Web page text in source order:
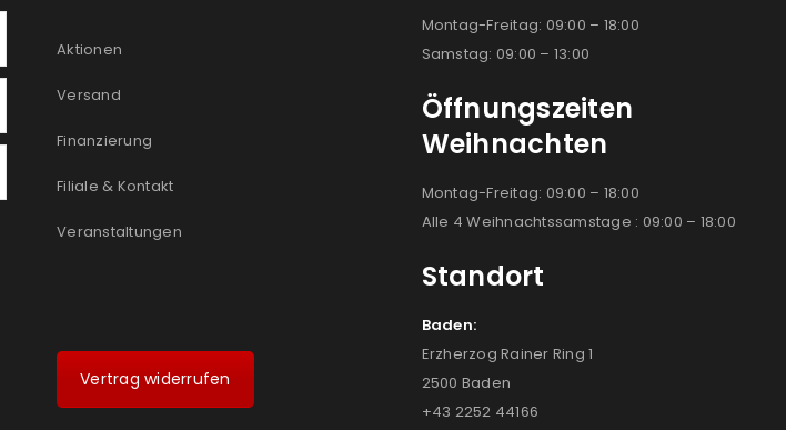
Aktionen
Versand
Finanzierung
Filiale & Kontakt
Veranstaltungen
Vertrag widerrufen
Montag-Freitag: 09:00 – 18:00
Samstag: 09:00 – 13:00
Öffnungszeiten
Weihnachten
Montag-Freitag: 09:00 – 18:00
Alle 4 Weihnachtssamstage : 09:00 – 18:00
Standort
Baden:
Erzherzog Rainer Ring 1
2500 Baden
+43 2252 44166